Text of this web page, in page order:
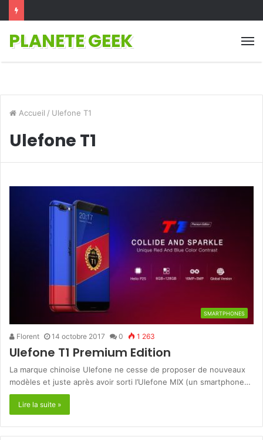
PLANETE GEEK
Accueil / Ulefone T1
Ulefone T1
SMARTPHONES
Florent 14 octobre 2017 0 1 263
Ulefone T1 Premium Edition
La marque chinoise Ulefone ne cesse de proposer de nouveaux
modèles et juste après avoir sorti l’Ulefone MIX (un smartphone…
Lire la suite »